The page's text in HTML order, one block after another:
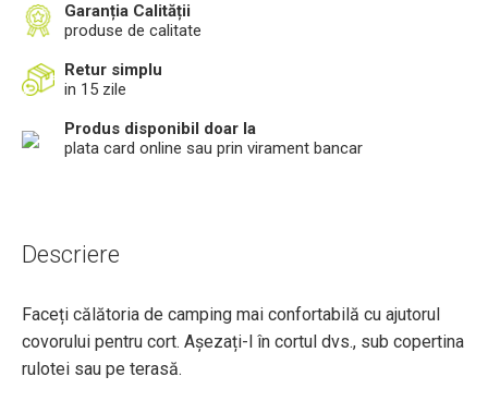
Garanția Calității
produse de calitate
Retur simplu
in 15 zile
Produs disponibil doar la
plata card online sau prin virament bancar
Descriere
Faceți călătoria de camping mai confortabilă cu ajutorul
covorului pentru cort. Așezați-l în cortul dvs., sub copertina
rulotei sau pe terasă.